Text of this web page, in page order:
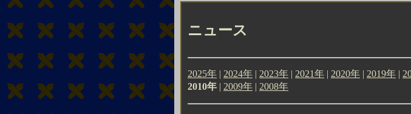
ニュース
2025年 | 2024年 | 2023年 | 2021年 | 2020年 | 2019年 |
2010年 | 2009年 | 2008年